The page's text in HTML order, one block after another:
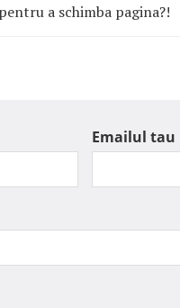
a schimba pagina?!
Emailul tau